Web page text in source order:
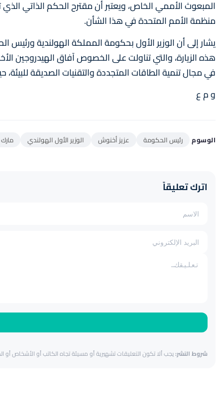
منظمة الأمم المتحدة في هذا الشأن.
يشار إلى أن الوزير الأول بحكومة المملكة الهولندية
هذه الزيارة، والتي تناولت على الخصوص آفاق الهيدروجين
في مجال تنمية الطاقات المتجددة والتقنيات الصديقة
و م ع
الوسوم رئيس الحكومة عزيز أخنوش الوزير الأول الهولندي
اترك تعليقاً
شروط النشر:يجب ألا تكون التعليقات تشهيرية أو مسيئة تجاه الكاتب أو الأشخاص أو